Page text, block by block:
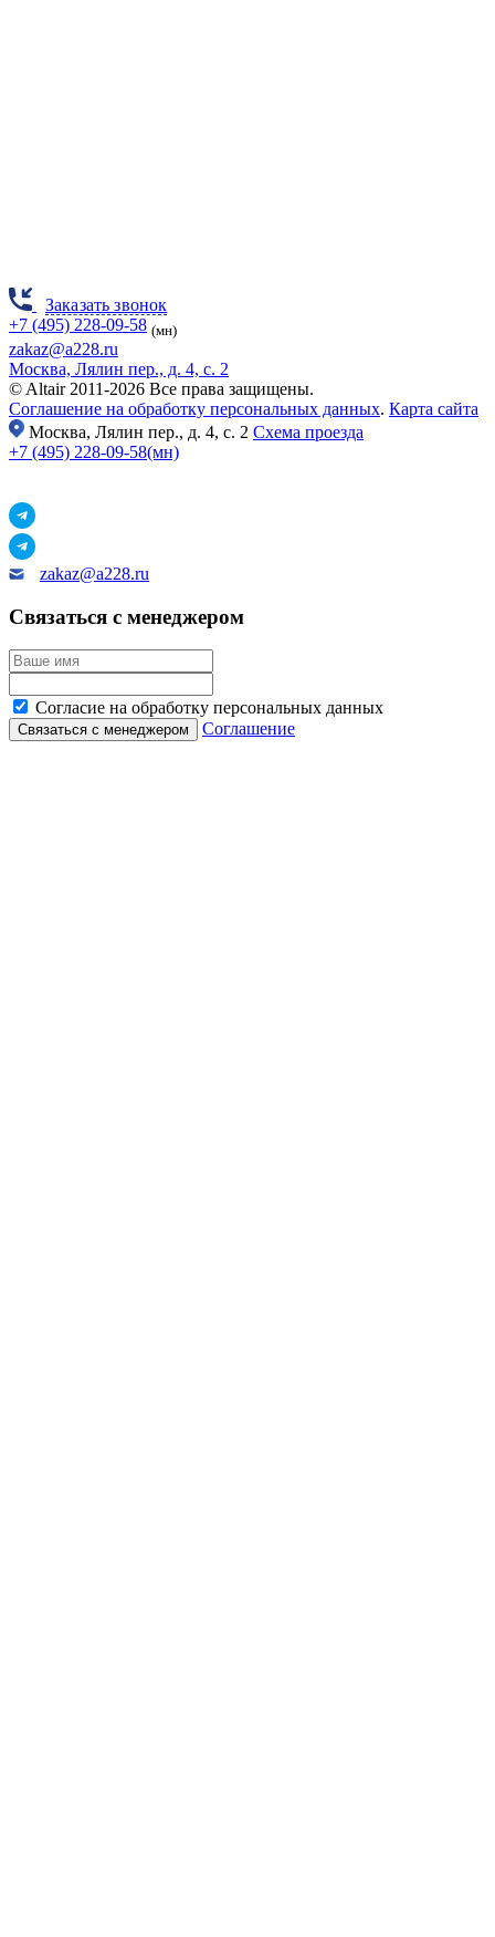
Заказать звонок
+7 (495) 228-09-58 (мн)
zakaz@a228.ru
Москва, Лялин пер., д. 4, с. 2
© Altair 2011-2026 Все права защищены.
Соглашение на обработку персональных данных. Карта сайта
Москва, Лялин пер., д. 4, с. 2 Схема проезда
+7 (495) 228-09-58(мн)
zakaz@a228.ru
Связаться с менеджером
Согласие на обработку персональных данных
Соглашение